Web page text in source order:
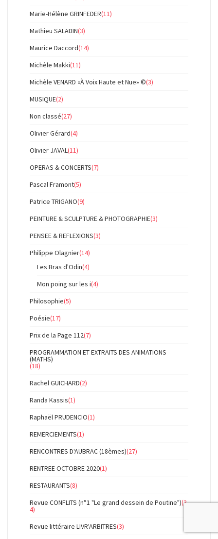
Marie-Hélène GRINFEDER(11)
Mathieu SALADIN(3)
Maurice Daccord(14)
Michèle Makki(11)
Michèle VENARD «À Voix Haute et Nue» ©(3)
MUSIQUE(2)
Non classé(27)
Olivier Gérard(4)
Olivier JAVAL(11)
OPERAS & CONCERTS(7)
Pascal Framont(5)
Patrice TRIGANO(9)
PEINTURE & SCULPTURE & PHOTOGRAPHIE(3)
PENSEE & REFLEXIONS(3)
Philippe Olagnier(14)
Les Bras d'Odin(4)
Mon poing sur les i(4)
Philosophie(5)
Poésie(17)
Prix de la Page 112(7)
PROGRAMMATION ET EXTRAITS DES ANIMATIONS
(MATHS)
(18)
Rachel GUICHARD(2)
Randa Kassis(1)
Raphaël PRUDENCIO(1)
REMERCIEMENTS(1)
RENCONTRES D'AUBRAC (18èmes)(27)
RENTREE OCTOBRE 2020(1)
RESTAURANTS(8)
Revue CONFLITS (n°1 "Le grand dessein de Poutine")(3
4)
Revue littéraire LIVR'ARBITRES(3)